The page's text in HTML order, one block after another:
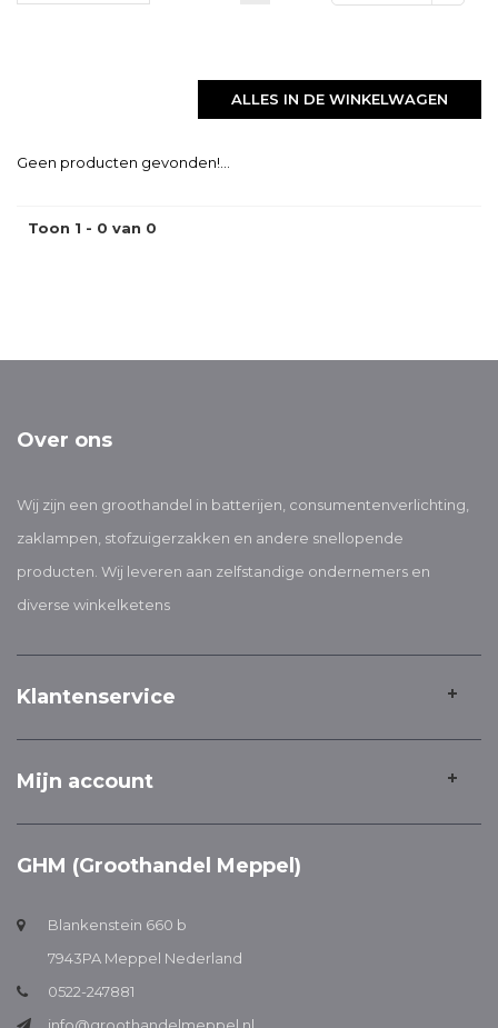
ALLES IN DE WINKELWAGEN
Geen producten gevonden!...
Toon 1 - 0 van 0
Over ons
Wij zijn een groothandel in batterijen, consumentenverlichting,
zaklampen, stofzuigerzakken en andere snellopende
producten. Wij leveren aan zelfstandige ondernemers en
diverse winkelketens
Klantenservice
Mijn account
GHM (Groothandel Meppel)
Blankenstein 660 b
7943PA Meppel Nederland
0522-247881